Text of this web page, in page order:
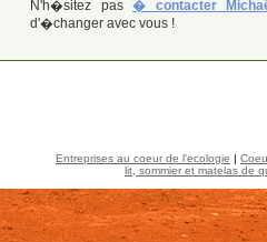
N'h�sitez pas � contacter
d'�changer avec vous !
Entreprises au coeur de l'ecologie
lit, sommier et matelas de